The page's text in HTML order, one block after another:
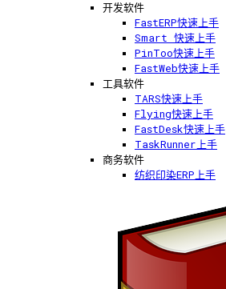
开发软件
FastERP快速上手
Smart 快速上手
PinToo快速上手
FastWeb快速上手
工具软件
TARS快速上手
Flying快速上手
FastDesk快速上手
TaskRunner上手
商务软件
纺织印染ERP上手